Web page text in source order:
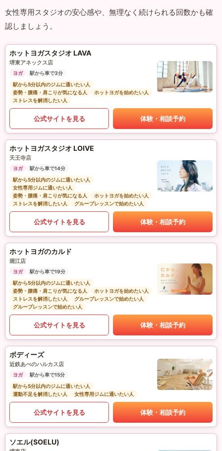
女性専用スタジオの安心感や、無理なく続けられる回数かも確
認しましょう。
ホットヨガスタジオ LAVA
堺東アネックス店
ヨガ
駅から車で3分
駅から5分以内のジムに通いたい人
姿勢・腰痛・肩こりが気になる人
ホットヨガを始めたい人
ストレスを解消したい人
公式サイトを見る 体験・相談予約
ホットヨガスタジオ LOIVE
天王寺店
ヨガ
駅から車で14分
駅から5分以内のジムに通いたい人
女性専用ジムに通いたい人
姿勢・腰痛・肩こりが気になる人
ホットヨガを始めたい人
ストレスを解消したい人
グループレッスンで始めたい人
公式サイトを見る 体験・相談予約
ホットヨガのカルド
堀江店
ヨガ
駅から車で19分
駅から5分以内のジムに通いたい人
姿勢・腰痛・肩こりが気になる人
ホットヨガを始めたい人
ストレスを解消したい人
グループレッスンで始めたい人
グループレッスンで始めたい人
公式サイトを見る 体験・相談予約
ボディーズ
近鉄あべのハルカス店
ヨガ
駅から車で15分
駅から5分以内のジムに通いたい人
運動不足を解消したい人
女性専用ジムに通いたい人
公式サイトを見る 体験・相談予約
ソエル(SOELU)